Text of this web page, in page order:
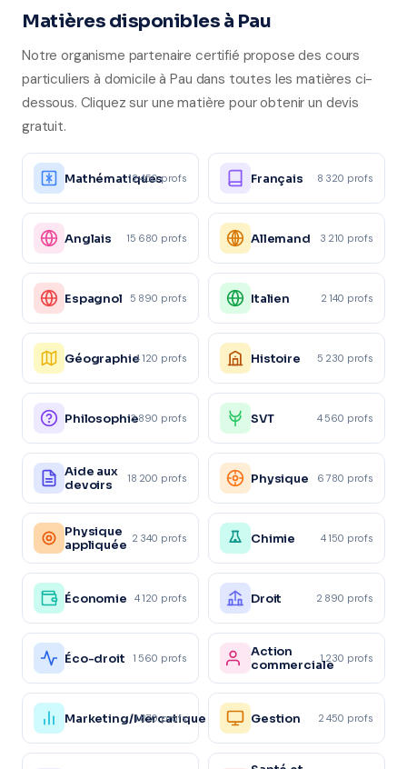
Matières disponibles à Pau
Notre organisme partenaire certifié propose des cours
particuliers à domicile à Pau dans toutes les matières ci-
dessous. Cliquez sur une matière pour obtenir un devis
gratuit.
Mathématiques
12 450 profs Français 8 320 profs
Anglais 15 680 profs Allemand 3 210 profs
Espagnol 5 890 profs Italien 2 140 profs
Géographie4 120 profs Histoire 5 230 profs
Philosophie3 890 profs SVT 4 560 profs
Aide aux
devoirs
18 200 profs Physique 6 780 profs
Physique
appliquée 2 340 profs Chimie 4 150 profs
Économie 4 120 profs Droit 2 890 profs
Éco-droit 1 560 profs
Action
commerciale1 230 profs
Marketing/Mercatique
1 870 profs Gestion 2 450 profs